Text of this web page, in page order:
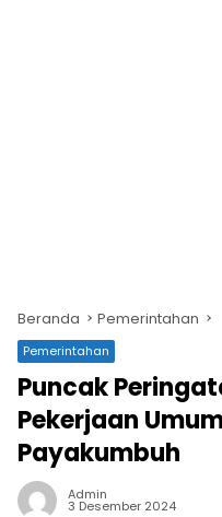
Beranda Pemerintahan
Pemerintahan
Puncak
Pekerjaan
Payakumbuh
Admin
3 Desember 2024